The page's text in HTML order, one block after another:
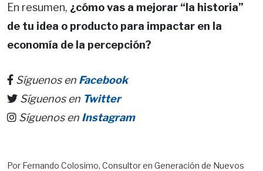
En resumen, ¿cómo vas a mejorar “la historia”
de tu idea o producto para impactar en la
economía de la percepción?
Síguenos en Facebook
Síguenos en Twitter
Síguenos en Instagram
Por Fernando Colosimo, Consultor en Generación de Nuevos